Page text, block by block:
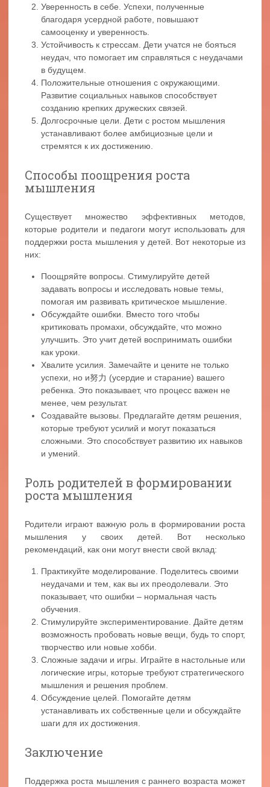
Уверенность в себе. Успехи, полученные
благодаря усердной работе, повышают
самооценку и уверенность.
Устойчивость к стрессам. Дети учатся не бояться
неудач, что помогает им справляться с неудачами
в будущем.
Положительные отношения с окружающими.
Развитие социальных навыков способствует
созданию крепких дружеских связей.
Долгосрочные цели. Дети с ростом мышления
устанавливают более амбициозные цели и
стремятся к их достижению.
Способы поощрения роста
мышления
Существует множество эффективных методов,
которые родители и педагоги могут использовать для
поддержки роста мышления у детей. Вот некоторые из
них:
Поощряйте вопросы. Стимулируйте детей
задавать вопросы и исследовать новые темы,
помогая им развивать критическое мышление.
Обсуждайте ошибки. Вместо того чтобы
критиковать промахи, обсуждайте, что можно
улучшить. Это учит детей воспринимать ошибки
как уроки.
Хвалите усилия. Замечайте и цените не только
успехи, но и努力 (усердие и старание) вашего
ребенка. Это показывает, что процесс важен не
менее, чем результат.
Создавайте вызовы. Предлагайте детям решения,
которые требуют усилий и могут показаться
сложными. Это способствует развитию их навыков
и умений.
Роль родителей в формировании
роста мышления
Родители играют важную роль в формировании роста
мышления у своих детей. Вот несколько
рекомендаций, как они могут внести свой вклад:
Практикуйте моделирование. Поделитесь своими
неудачами и тем, как вы их преодолевали. Это
показывает, что ошибки – нормальная часть
обучения.
Стимулируйте экспериментирование. Дайте детям
возможность пробовать новые вещи, будь то спорт,
творчество или новые хобби.
Сложные задачи и игры. Играйте в настольные или
логические игры, которые требуют стратегического
мышления и решения проблем.
Обсуждение целей. Помогайте детям
устанавливать их собственные цели и обсуждайте
шаги для их достижения.
Заключение
Поддержка роста мышления с раннего возраста может